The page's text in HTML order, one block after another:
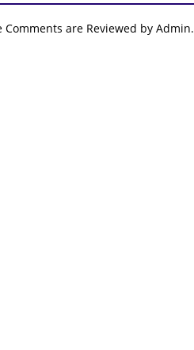
are Reviewed by Admin.